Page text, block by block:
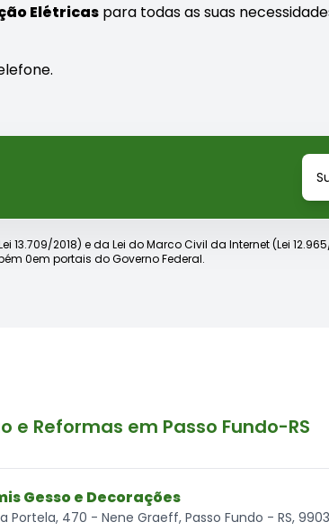
Elétricas para todas as suas
2018) e da Lei do Marco Civil da Internet (Lei
0em portais do Governo Federal.
Reformas em Passo Fundo-RS
Gesso e Decorações
Portela, 470 - Nene Graeff, Passo Fundo - RS,